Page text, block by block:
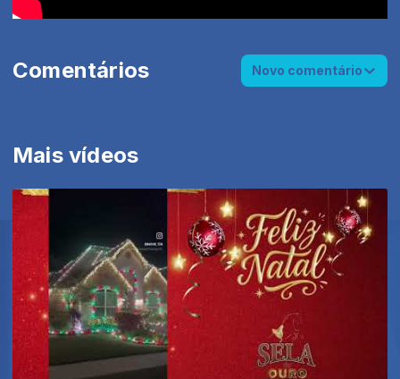
Mais vídeos
Comentários Novo comentário